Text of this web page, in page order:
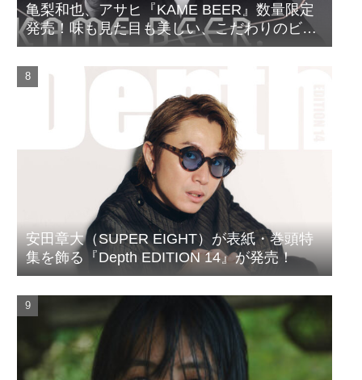
亀梨和也、アサヒ『KAME BEER』数量限定
発売！味も見た目も美しい、こだわりのビー
ルがついに完成
安田章大（SUPER EIGHT）が表紙・巻頭特
集を飾る『Depth EDITION 14』が発売！